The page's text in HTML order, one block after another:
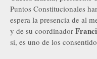
Puntos Constitucionales
espera la presencia de al
y de su coordinador
sí, es uno de los